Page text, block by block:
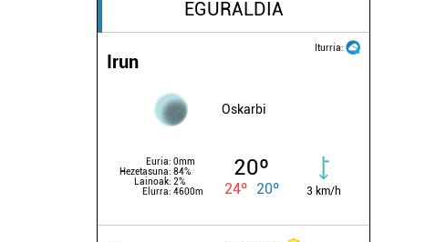
EGURALDIA
Iturria:
Irun
Oskarbi
Euria: 0mm
Hezetasuna: 84%
Lainoak: 2%
Elurra: 4600m
20º
24º 20º 3 km/h